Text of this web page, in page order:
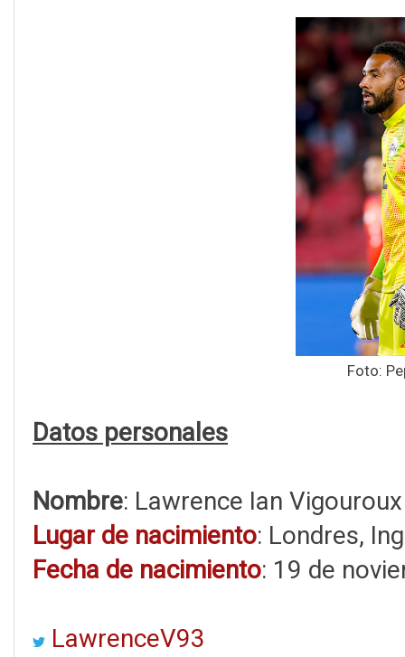
Foto:
Datos personales
Nombre: Lawrence Ian
Lugar de nacimiento: Londres,
Fecha de nacimiento: 19 de
LawrenceV93